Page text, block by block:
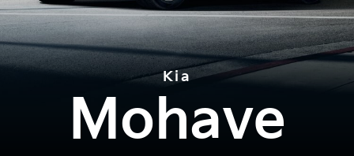
Kia
Mohave